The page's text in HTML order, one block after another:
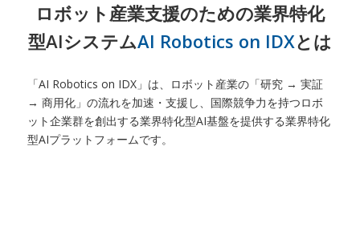
ロボット産業支援のための業界特化
型AIシステムAI Robotics on IDXとは
「AI Robotics on IDX」は、ロボット産業の「研究 → 実証
→ 商用化」の流れを加速・支援し、国際競争力を持つロボ
ット企業群を創出する業界特化型AI基盤を提供する業界特化
型AIプラットフォームです。